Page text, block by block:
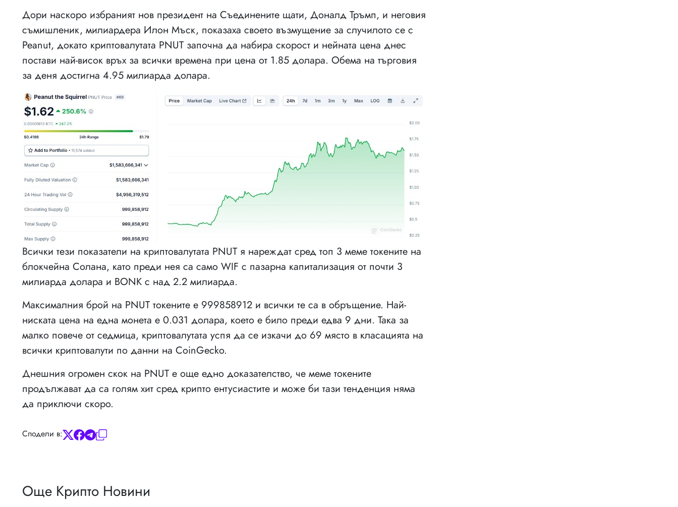
Дори наскоро избраният нов президент на Съединените щати, Доналд Тръмп, и неговия
съмишленик, милиардера Илон Мъск, показаха своето възмущение за случилото се с
Peanut, докато криптовалутата PNUT започна да набира скорост и нейната цена днес
постави най-висок връх за всички времена при цена от 1.85 долара. Обема на търговия
за деня достигна 4.95 милиарда долара.
Всички тези показатели на криптовалутата PNUT я нареждат сред топ 3 меме токените на
блокчейна Солана, като преди нея са само WIF с пазарна капитализация от почти 3
милиарда долара и BONK с над 2.2 милиарда.
Максималния брой на PNUT токените е 999858912 и всички те са в обръщение. Най-
ниската цена на една монета е 0.031 долара, което е било преди едва 9 дни. Така за
малко повече от седмица, криптовалутата успя да се изкачи до 69 място в класацията на
всички криптовалути по данни на CoinGecko.
Днешния огромен скок на PNUT е още едно доказателство, че меме токените
продължават да са голям хит сред крипто ентусиастите и може би тази тенденция няма
да приключи скоро.
Сподели в:
Още Крипто Новини